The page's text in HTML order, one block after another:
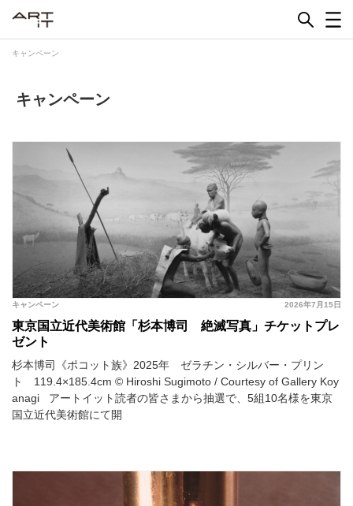
キャンペーン
キャンペーン
2026年7月15日
キャンペーン
東京国立近代美術館「杉本博司 絶滅写真」チケットプレ
ゼント
杉本博司《ポコット族》2025年 ゼラチン・シルバー・プリン
ト 119.4×185.4cm © Hiroshi Sugimoto / Courtesy of Gallery Koy
anagi アートイット読者の皆さまから抽選で、5組10名様を東京
国立近代美術館にて開